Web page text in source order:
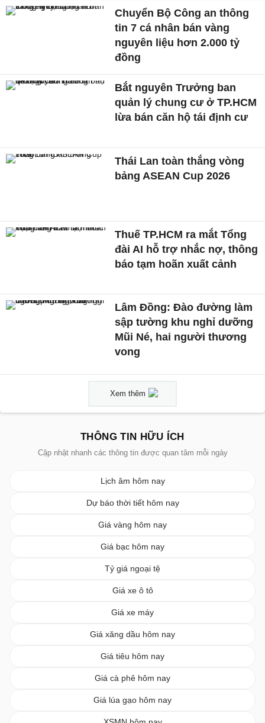
Chuyển Bộ Công an thông
tin 7 cá nhân bán vàng
nguyên liệu hơn 2.000 tỷ
đồng
Bắt nguyên Trưởng ban
quản lý chung cư ở TP.HCM
lừa bán căn hộ tái định cư
Thái Lan toàn thắng vòng
bảng ASEAN Cup 2026
Thuế TP.HCM ra mắt Tổng
đài AI hỗ trợ nhắc nợ, thông
báo tạm hoãn xuất cảnh
Lâm Đồng: Đào đường làm
sập tường khu nghỉ dưỡng
Mũi Né, hai người thương
vong
Xem thêm
THÔNG TIN HỮU ÍCH
Cập nhật nhanh các thông tin được quan tâm mỗi ngày
Lịch âm hôm nay
Dự báo thời tiết hôm nay
Giá vàng hôm nay
Giá bạc hôm nay
Tỷ giá ngoại tệ
Giá xe ô tô
Giá xe máy
Giá xăng dầu hôm nay
Giá tiêu hôm nay
Giá cà phê hôm nay
Giá lúa gạo hôm nay